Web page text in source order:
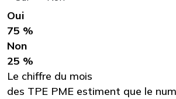
Oui
75 %
Non
25 %
Le chiffre du mois
des TPE PME estiment que le